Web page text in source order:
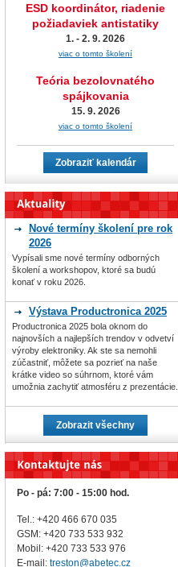
ESD koordinátor, riadenie
požiadaviek antistatiky
1. - 2. 9. 2026
viac o tomto školení
Teória bezolovnatého
spájkovania
15. 9. 2026
viac o tomto školení
Zobraziť kalendár
Nové termíny školení pre rok
2026
Vypísali sme nové termíny odborných
školení a workshopov, ktoré sa budú
konať v roku 2026.
Výstava Productronica 2025
Productronica 2025 bola oknom do
najnovších a najlepších trendov v odvetví
výroby elektroniky. Ak ste sa nemohli
zúčastniť, môžete sa pozrieť na naše
krátke video so súhrnom, ktoré vám
umožnia zachytiť atmosféru z prezentácie.
Zobrazit všechny
Po - pá: 7:00 - 15:00 hod.
Tel.: +420 466 670 035
GSM: +420 733 533 932
Mobil: +420 733 533 976
E-mail: treston@abetec.cz